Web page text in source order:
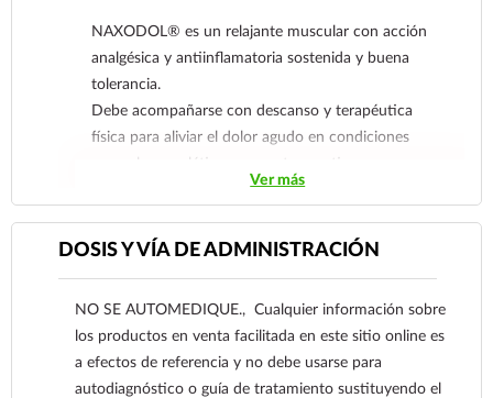
NAXODOL® es un relajante muscular con acción
analgésica y antiinflamatoria sostenida y buena
tolerancia.
Debe acompañarse con descanso y terapéutica
física para aliviar el dolor agudo en condiciones
musculoesqueléticas como: traumatismos y
distensiones musculares, tendinosas y
luxaciones, esguinces, fracturas y contracturas
Ver más
DOSIS Y VÍA DE ADMINISTRACIÓN
NO SE AUTOMEDIQUE., Cualquier información sobre
los productos en venta facilitada en este sitio online es
a efectos de referencia y no debe usarse para
autodiagnóstico o guía de tratamiento sustituyendo el